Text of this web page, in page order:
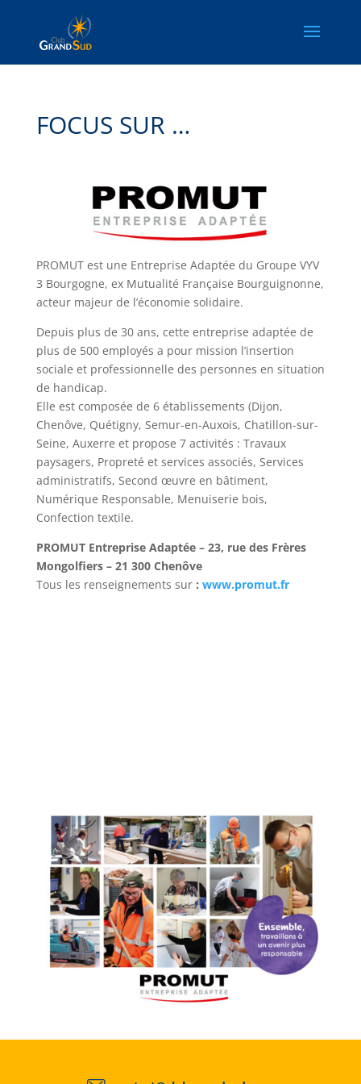
FOCUS SUR …
PROMUT est une Entreprise Adaptée du Groupe VYV
3 Bourgogne, ex Mutualité Française Bourguignonne,
acteur majeur de l’économie solidaire.
Depuis plus de 30 ans, cette entreprise adaptée de
plus de 500 employés a pour mission l’insertion
sociale et professionnelle des personnes en situation
de handicap.
Elle est composée de 6 établissements (Dijon,
Chenôve, Quétigny, Semur-en-Auxois, Chatillon-sur-
Seine, Auxerre et propose 7 activités : Travaux
paysagers, Propreté et services associés, Services
administratifs, Second œuvre en bâtiment,
Numérique Responsable, Menuiserie bois,
Confection textile.
PROMUT Entreprise Adaptée – 23, rue des Frères
Mongolfiers – 21 300 Chenôve
Tous les renseignements sur: www.promut.fr